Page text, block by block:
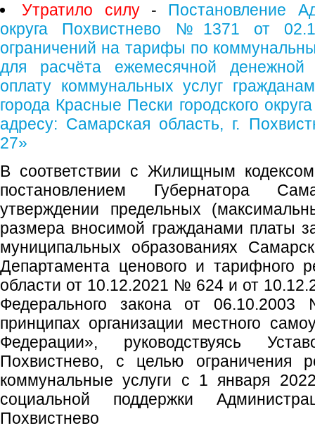
Утратило силу - Постановление
округа Похвистнево №1371 от
ограничений на тарифы по
для расчёта ежемесячной
оплату коммунальных услуг
города Красные Пески городского
адресу: Самарская область, г.
27»
В соответствии с Жилищным
постановлением Губернатора
утверждении предельных
размера вносимой гражданами платы
муниципальных образованиях
Департамента ценового и тарифного
области от 10.12.2021 № 624 и от
Федерального закона от
принципах организации местного
Федерации», руководствуясь
Похвистнево, с целью ограничения
коммунальные услуги с 1 января
социальной поддержки
Похвистнево